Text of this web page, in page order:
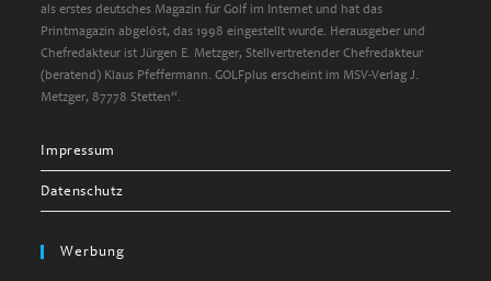
als erstes deutsches Magazin für Golf im Internet und hat das
Printmagazin abgelöst, das 1998 eingestellt wurde. Herausgeber und
Chefredakteur ist Jürgen E. Metzger, Stellvertretender Chefredakteur
(beratend) Klaus Pfeffermann. GOLFplus erscheint im MSV-Verlag J.
Metzger, 87778 Stetten“.
Impressum
Datenschutz
Werbung